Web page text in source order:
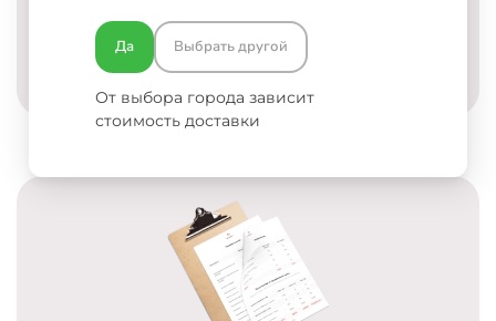
Разработка концепции
Да Выбрать другой
От выбора города зависит
стоимость доставки